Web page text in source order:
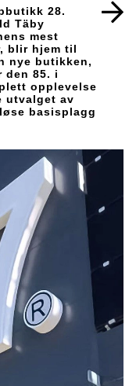
28.
Täby
mest
blir hjem til
nye butikken,
den 85. i
opplevelse
utvalget av
basisplagg